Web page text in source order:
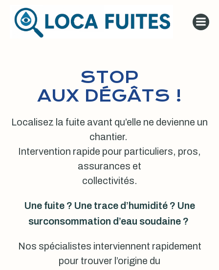
au
contenu
STOP
AUX DÉGÂTS !
Localisez la fuite avant qu’elle ne devienne un
chantier.
Intervention rapide pour particuliers, pros,
assurances et
collectivités.
Une fuite ? Une trace d’humidité ? Une
surconsommation d’eau soudaine ?
Nos spécialistes interviennent rapidement
pour trouver l’origine du